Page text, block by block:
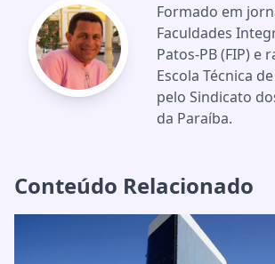
Formado em
Faculdades
Patos-PB (FIP) e
Escola Técnica
pelo Sindicato
da Paraíba.
Conteúdo Relacionado